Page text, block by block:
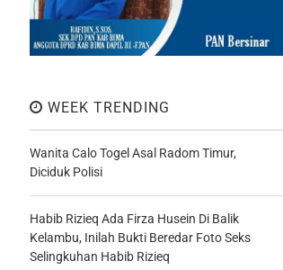
WEEK TRENDING
Wanita Calo Togel Asal Radom Timur,
Diciduk Polisi
Habib Rizieq Ada Firza Husein Di Balik
Kelambu, Inilah Bukti Beredar Foto Seks
Selingkuhan Habib Rizieq